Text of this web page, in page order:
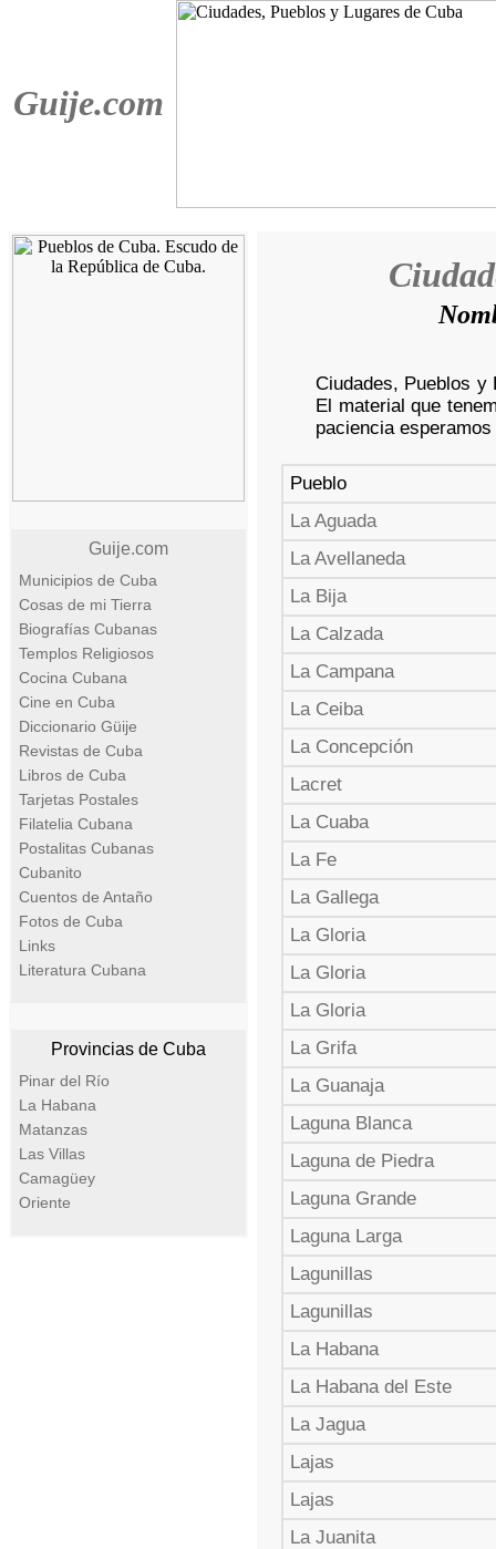
Guije.com
Guije.com
Municipios de Cuba
Cosas de mi Tierra
Biografías Cubanas
Templos Religiosos
Cocina Cubana
Cine en Cuba
Diccionario Güije
Revistas de Cuba
Libros de Cuba
Tarjetas Postales
Filatelia Cubana
Postalitas Cubanas
Cubanito
Cuentos de Antaño
Fotos de Cuba
Links
Literatura Cubana
Provincias de Cuba
Pinar del Río
La Habana
Matanzas
Las Villas
Camagüey
Oriente
Ciudades, Pueblos y
El material que
paciencia
Pueblo
La Aguada
La Avellaneda
La Bija
La Calzada
La Campana
La Ceiba
La Concepción
Lacret
La Cuaba
La Fe
La Gallega
La Gloria
La Gloria
La Gloria
La Grifa
La Guanaja
Laguna Blanca
Laguna de Piedra
Laguna Grande
Laguna Larga
Lagunillas
Lagunillas
La Habana
La Habana del Este
La Jagua
Lajas
Lajas
La Juanita